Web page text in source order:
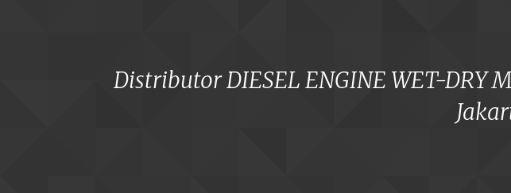
Distributor DIESEL ENGINE WET-DRY